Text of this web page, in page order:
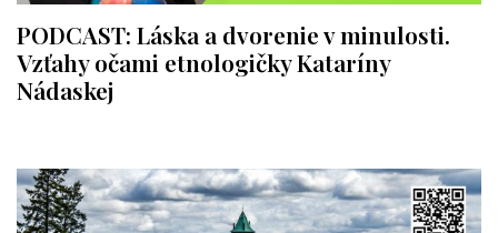
PODCAST: Láska a dvorenie v minulosti.
Vzťahy očami etnologičky Kataríny
Nádaskej